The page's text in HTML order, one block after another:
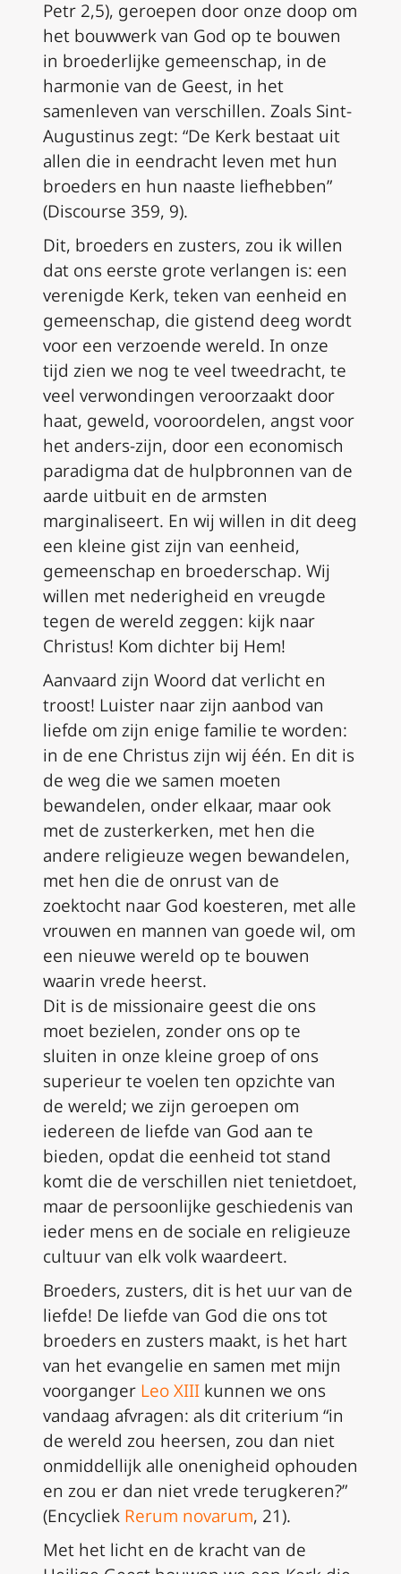
Petr 2,5), geroepen door onze doop om
het bouwwerk van God op te bouwen
in broederlijke gemeenschap, in de
harmonie van de Geest, in het
samenleven van verschillen. Zoals Sint-
Augustinus zegt: “De Kerk bestaat uit
allen die in eendracht leven met hun
broeders en hun naaste liefhebben”
(Discourse 359, 9).
Dit, broeders en zusters, zou ik willen
dat ons eerste grote verlangen is: een
verenigde Kerk, teken van eenheid en
gemeenschap, die gistend deeg wordt
voor een verzoende wereld. In onze
tijd zien we nog te veel tweedracht, te
veel verwondingen veroorzaakt door
haat, geweld, vooroordelen, angst voor
het anders-zijn, door een economisch
paradigma dat de hulpbronnen van de
aarde uitbuit en de armsten
marginaliseert. En wij willen in dit deeg
een kleine gist zijn van eenheid,
gemeenschap en broederschap. Wij
willen met nederigheid en vreugde
tegen de wereld zeggen: kijk naar
Christus! Kom dichter bij Hem!
Aanvaard zijn Woord dat verlicht en
troost! Luister naar zijn aanbod van
liefde om zijn enige familie te worden:
in de ene Christus zijn wij één. En dit is
de weg die we samen moeten
bewandelen, onder elkaar, maar ook
met de zusterkerken, met hen die
andere religieuze wegen bewandelen,
met hen die de onrust van de
zoektocht naar God koesteren, met alle
vrouwen en mannen van goede wil, om
een nieuwe wereld op te bouwen
waarin vrede heerst.
Dit is de missionaire geest die ons
moet bezielen, zonder ons op te
sluiten in onze kleine groep of ons
superieur te voelen ten opzichte van
de wereld; we zijn geroepen om
iedereen de liefde van God aan te
bieden, opdat die eenheid tot stand
komt die de verschillen niet tenietdoet,
maar de persoonlijke geschiedenis van
ieder mens en de sociale en religieuze
cultuur van elk volk waardeert.
Broeders, zusters, dit is het uur van de
liefde! De liefde van God die ons tot
broeders en zusters maakt, is het hart
van het evangelie en samen met mijn
voorganger Leo XIII kunnen we ons
vandaag afvragen: als dit criterium “in
de wereld zou heersen, zou dan niet
onmiddellijk alle onenigheid ophouden
en zou er dan niet vrede terugkeren?”
(Encycliek Rerum novarum, 21).
Met het licht en de kracht van de